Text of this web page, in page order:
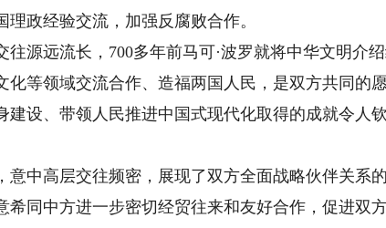
政经验交流，加强反腐败合作。
远流长，700多年前马可·波罗就将中华文明介
化等领域交流合作、造福两国人民，是双方共同的
建设、带领人民推进中国式现代化取得的成就令人
中高层交往频密，展现了双方全面战略伙伴关系
希同中方进一步密切经贸往来和友好合作，促进双